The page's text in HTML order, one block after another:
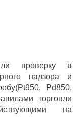
проверку в
надзора и
Pd850,
торговли
на